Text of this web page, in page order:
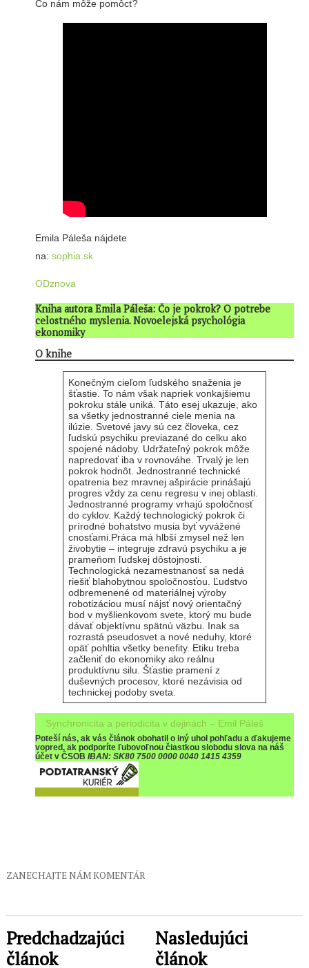
Čo nám môže pomôcť?
Emila Páleša nájdete
na: sophia.sk
ODznova
Kniha autora Emila Páleša: Čo je pokrok?O potrebe
celostného myslenia. Novoelejská psychológia
ekonomiky
O knihe
Konečným cieľom ľudského snaženia je
šťastie. To nám však napriek vonkajšiemu
pokroku stále uniká. Táto esej ukazuje, ako
sa všetky jednostranné ciele menia na
ilúzie. Svetové javy sú cez človeka, cez
ľudskú psychiku previazané do celku ako
spojené nádoby. Udržateľný pokrok môže
napredovať iba v rovnováhe. Trvalý je len
pokrok hodnôt. Jednostranné technické
opatrenia bez mravnej ašpirácie prinášajú
progres vždy za cenu regresu v inej oblasti.
Jednostranné programy vrhajú spoločnosť
do cyklov. Každý technologický pokrok či
prírodné bohatstvo musia byť vyvážené
cnosťami.Práca má hlbší zmysel než len
živobytie – integruje zdravú psychiku a je
prameňom ľudskej dôstojnosti.
Technologická nezamestnanosť sa nedá
riešiť blahobytnou spoločnosťou. Ľudstvo
odbremenené od materiálnej výroby
robotizáciou musí nájsť nový orientačný
bod v myšlienkovom svete, ktorý mu bude
dávať objektívnu spätnú väzbu. Inak sa
rozrastá pseudosvet a nové neduhy, ktoré
opäť pohltia všetky benefity. Etiku treba
začleniť do ekonomiky ako reálnu
produktívnu silu. Šťastie pramení z
duševných procesov, ktoré nezávisia od
technickej podoby sveta.
Synchronicita a periodicita v dejinách – Emil Páleš
Poteší nás, ak vás článok obohatil o iný uhol pohľadu a ďakujeme
vopred, ak podporíte ľubovoľnou čiastkou slobodu slova na náš
účet v ČSOB IBAN: SK80 7500 0000 0040 1415 4359
ZANECHAJTE NÁM KOMENTÁR
Predchadzajúci
článok
Nasledujúci
článok